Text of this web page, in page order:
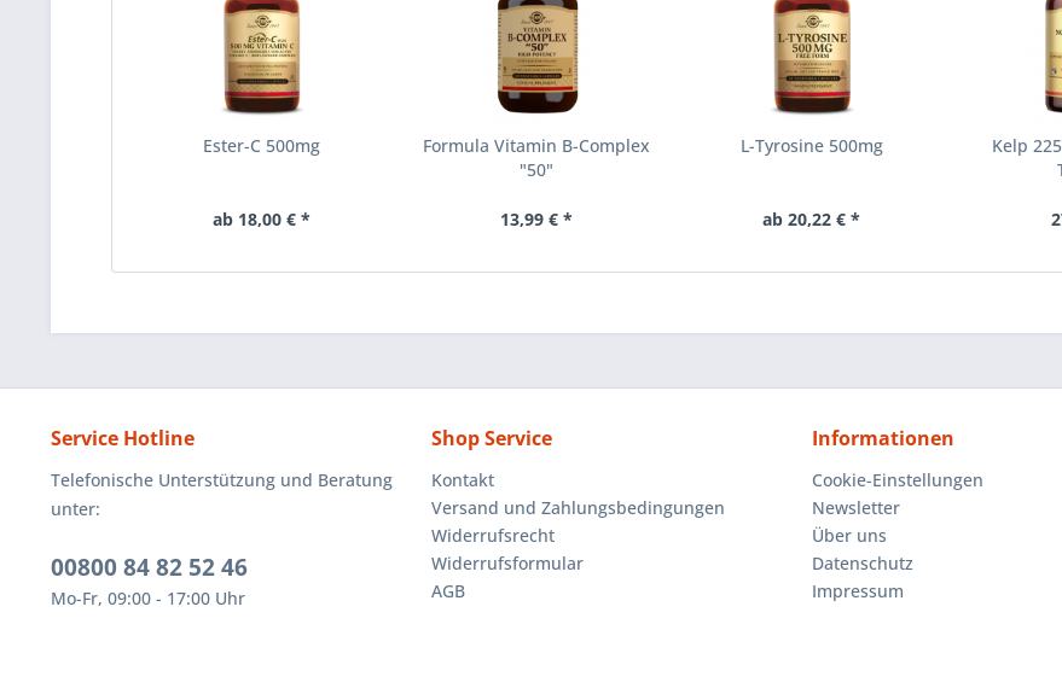
Ester-C 500mg
ab 18,00 € *
Formula Vitamin B-Complex
"50"
13,99 € *
L-Tyrosine 500mg
ab 20,22 € *
Kelp
Service Hotline
Telefonische Unterstützung und Beratung
unter:
00800 84 82 52 46
Mo-Fr, 09:00 - 17:00 Uhr
Shop Service
Kontakt
Versand und Zahlungsbedingungen
Widerrufsrecht
Widerrufsformular
AGB
Informationen
Cookie-Einstellungen
Newsletter
Über uns
Datenschutz
Impressum